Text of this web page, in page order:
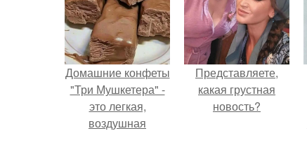
Домашние конфеты
"Три Мушкетера" -
это легкая,
воздушная
Представляете,
какая грустная
новость?